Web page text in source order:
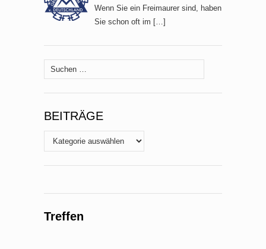
Wenn Sie ein Freimaurer sind, haben
Sie schon oft im […]
Suche
nach:
BEITRÄGE
Beiträge
Treffen